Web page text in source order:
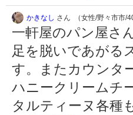
かきなし さん （女性/野々市市/
一軒屋のパン屋さ
足を脱いであがる
す。またカウンタ
ハニークリームチ
タルティーヌ各種